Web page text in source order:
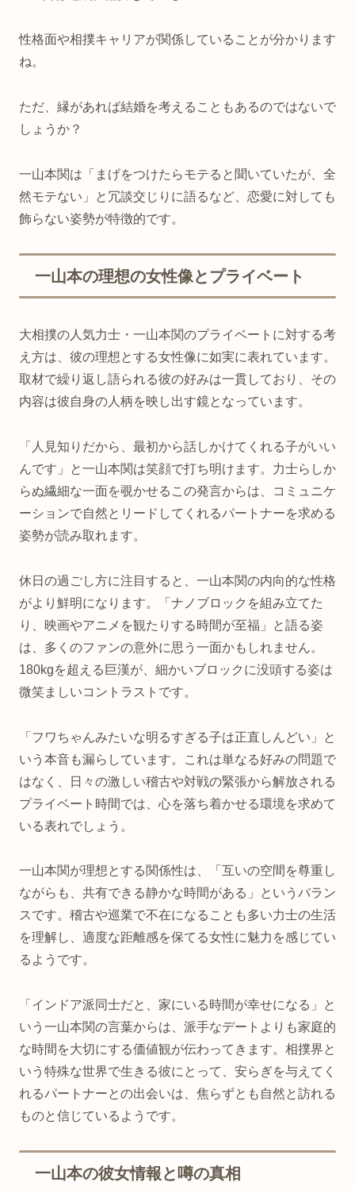
性格面や相撲キャリアが関係していることが分かります
ね。
ただ、縁があれば結婚を考えることもあるのではないで
しょうか？
一山本関は「まげをつけたらモテると聞いていたが、全
然モテない」と冗談交じりに語るなど、恋愛に対しても
飾らない姿勢が特徴的です。
一山本の理想の女性像とプライベート
大相撲の人気力士・一山本関のプライベートに対する考
え方は、彼の理想とする女性像に如実に表れています。
取材で繰り返し語られる彼の好みは一貫しており、その
内容は彼自身の人柄を映し出す鏡となっています。
「人見知りだから、最初から話しかけてくれる子がいい
んです」と一山本関は笑顔で打ち明けます。力士らしか
らぬ繊細な一面を覗かせるこの発言からは、コミュニケ
ーションで自然とリードしてくれるパートナーを求める
姿勢が読み取れます。
休日の過ごし方に注目すると、一山本関の内向的な性格
がより鮮明になります。「ナノブロックを組み立てた
り、映画やアニメを観たりする時間が至福」と語る姿
は、多くのファンの意外に思う一面かもしれません。
180kgを超える巨漢が、細かいブロックに没頭する姿は
微笑ましいコントラストです。
「フワちゃんみたいな明るすぎる子は正直しんどい」と
いう本音も漏らしています。これは単なる好みの問題で
はなく、日々の激しい稽古や対戦の緊張から解放される
プライベート時間では、心を落ち着かせる環境を求めて
いる表れでしょう。
一山本関が理想とする関係性は、「互いの空間を尊重し
ながらも、共有できる静かな時間がある」というバラン
スです。稽古や巡業で不在になることも多い力士の生活
を理解し、適度な距離感を保てる女性に魅力を感じてい
るようです。
「インドア派同士だと、家にいる時間が幸せになる」と
いう一山本関の言葉からは、派手なデートよりも家庭的
な時間を大切にする価値観が伝わってきます。相撲界と
いう特殊な世界で生きる彼にとって、安らぎを与えてく
れるパートナーとの出会いは、焦らずとも自然と訪れる
ものと信じているようです。
一山本の彼女情報と噂の真相